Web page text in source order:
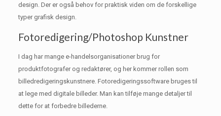
design. Der er også behov for praktisk viden om de forskellige
typer grafisk design.
Fotoredigering/Photoshop Kunstner
I dag har mange e-handelsorganisationer brug for
produktfotografer og redaktører, og her kommer rollen som
billedredigeringskunstnere. Fotoredigeringssoftware bruges til
at lege med digitale billeder. Man kan tilføje mange detaljer til
dette for at forbedre billederne.